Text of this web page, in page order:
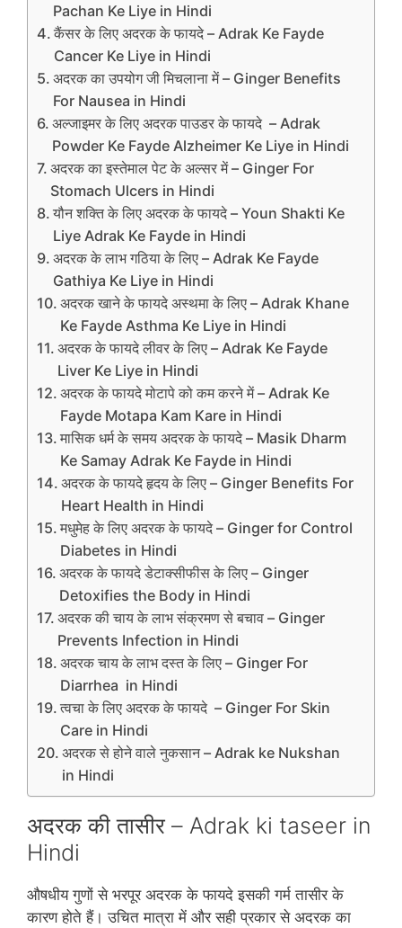
Pachan Ke Liye in Hindi
कैंसर के लिए अदरक के फायदे – Adrak Ke Fayde
Cancer Ke Liye in Hindi
अदरक का उपयोग जी मिचलाना में – Ginger Benefits
For Nausea in Hindi
अल्‍जाइमर के लिए अदरक पाउडर के फायदे – Adrak
Powder Ke Fayde Alzheimer Ke Liye in Hindi
अदरक का इस्‍तेमाल पेट के अल्‍सर में – Ginger For
Stomach Ulcers in Hindi
यौन शक्ति के‍ लिए अदरक के फायदे – Youn Shakti Ke
Liye Adrak Ke Fayde in Hindi
अदरक के लाभ गठिया के लिए – Adrak Ke Fayde
Gathiya Ke Liye in Hindi
अदरक खाने के फायदे अस्‍थमा के लिए – Adrak Khane
Ke Fayde Asthma Ke Liye in Hindi
अदरक के फायदे लीवर के लिए – Adrak Ke Fayde
Liver Ke Liye in Hindi
अदरक के फायदे मोटापे को कम करने में – Adrak Ke
Fayde Motapa Kam Kare in Hindi
मासिक धर्म के समय अदरक के फायदे – Masik Dharm
Ke Samay Adrak Ke Fayde in Hindi
अदरक के फायदे हृदय के लिए – Ginger Benefits For
Heart Health in Hindi
मधुमेह के लिए अदरक के फायदे – Ginger for Control
Diabetes in Hindi
अदरक के फायदे डेटाक्‍सीफीस के लिए – Ginger
Detoxifies the Body in Hindi
अदरक की चाय के लाभ संक्रमण से बचाव – Ginger
Prevents Infection in Hindi
अदरक चाय के लाभ दस्‍त के लिए – Ginger For
Diarrhea in Hindi
त्‍वचा के लिए अदरक के फायदे – Ginger For Skin
Care in Hindi
अदरक से होने वाले नुकसान – Adrak ke Nukshan
in Hindi
अदरक की तासीर – Adrak ki taseer in
Hindi
औषधीय गुणों से भरपूर अदरक के फायदे इसकी गर्म तासीर के
कारण होते हैं। उचित मात्रा में और सही प्रकार से अदरक का